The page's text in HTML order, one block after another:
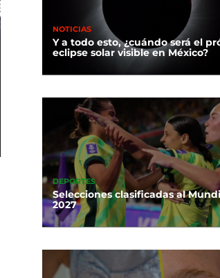
NOTICIAS
Y a todo esto, ¿cuándo será el
eclipse solar visible en México?
DEPORTES
Selecciones clasificadas al
2027